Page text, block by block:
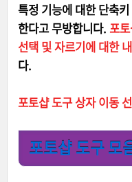
특정 기능에 대한 단축
한다고 무방합니다. 포
선택 및 자르기에 대한
다.
포토샵 도구 상자 이동
포토샵 도구 모